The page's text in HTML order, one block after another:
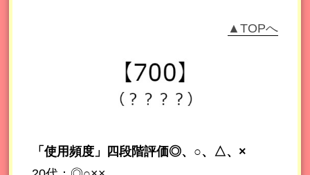
▲TOPへ
「使用頻度」四段階評価◎、○、△、×